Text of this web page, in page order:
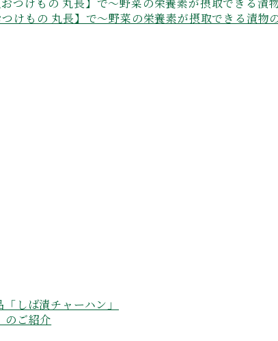
けもの 丸長】で～野菜の栄養素が摂取できる漬物
しば漬チャーハン」
のご紹介